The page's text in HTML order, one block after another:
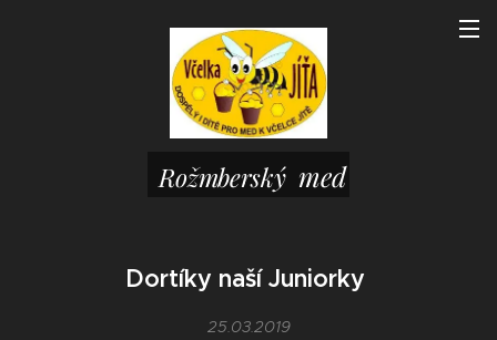
Rožmberský med
Dortíky naší Juniorky
25.03.2019